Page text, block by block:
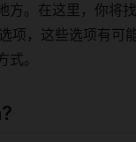
方。在这里，你将找
项，这些选项有可
。